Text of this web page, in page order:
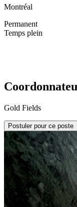
Montréal
Permanent
Temps plein
Gold Fields
Postuler pour ce poste